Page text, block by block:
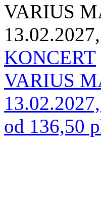
VARIUS
KONCERT
VARIUS
od 136,50